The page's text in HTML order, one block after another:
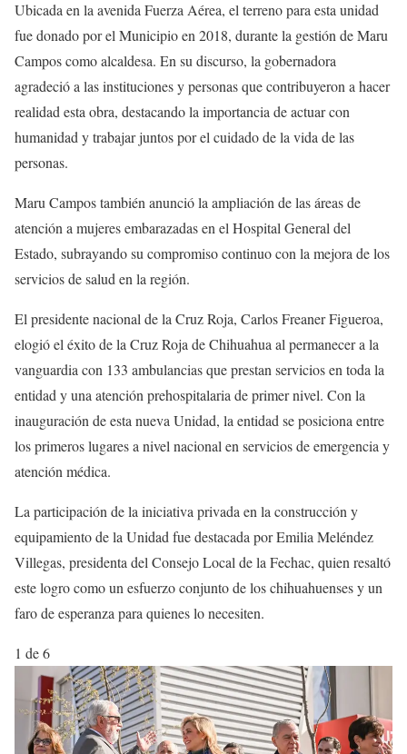
Ubicada en la avenida Fuerza Aérea, el terreno para esta unidad
fue donado por el Municipio en 2018, durante la gestión de Maru
Campos como alcaldesa. En su discurso, la gobernadora
agradeció a las instituciones y personas que contribuyeron a hacer
realidad esta obra, destacando la importancia de actuar con
humanidad y trabajar juntos por el cuidado de la vida de las
personas.
Maru Campos también anunció la ampliación de las áreas de
atención a mujeres embarazadas en el Hospital General del
Estado, subrayando su compromiso continuo con la mejora de los
servicios de salud en la región.
El presidente nacional de la Cruz Roja, Carlos Freaner Figueroa,
elogió el éxito de la Cruz Roja de Chihuahua al permanecer a la
vanguardia con 133 ambulancias que prestan servicios en toda la
entidad y una atención prehospitalaria de primer nivel. Con la
inauguración de esta nueva Unidad, la entidad se posiciona entre
los primeros lugares a nivel nacional en servicios de emergencia y
atención médica.
La participación de la iniciativa privada en la construcción y
equipamiento de la Unidad fue destacada por Emilia Meléndez
Villegas, presidenta del Consejo Local de la Fechac, quien resaltó
este logro como un esfuerzo conjunto de los chihuahuenses y un
faro de esperanza para quienes lo necesiten.
1 de 6